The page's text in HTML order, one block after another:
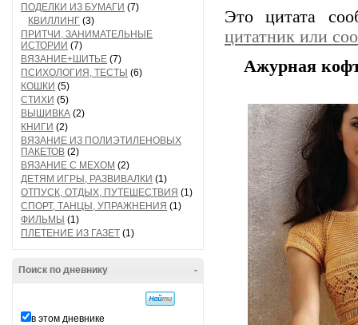
ПОДЕЛКИ ИЗ БУМАГИ (7)
КВИЛЛИНГ (3)
ПРИТЧИ, ЗАНИМАТЕЛЬНЫЕ
ИСТОРИИ (7)
ВЯЗАНИЕ+ШИТЬЕ (7)
ПСИХОЛОГИЯ, ТЕСТЫ (6)
КОШКИ (5)
СТИХИ (5)
ВЫШИВКА (2)
КНИГИ (2)
ВЯЗАНИЕ ИЗ ПОЛИЭТИЛЕНОВЫХ
ПАКЕТОВ (2)
ВЯЗАНИЕ С МЕХОМ (2)
ДЕТЯМ ИГРЫ, РАЗВИВАЛКИ (1)
ОТПУСК, ОТДЫХ, ПУТЕШЕСТВИЯ (1)
СПОРТ, ТАНЦЫ, УПРАЖНЕНИЯ (1)
ФИЛЬМЫ (1)
ПЛЕТЕНИЕ ИЗ ГАЗЕТ (1)
-
Поиск по дневнику
в этом дневнике
Это цитата
цитатник или
Ажурная